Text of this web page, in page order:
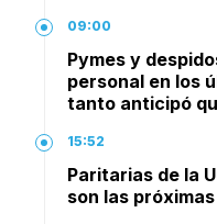
09:00
Pymes y
personal en los
tanto anticipó
15:52
Paritarias de la
son las